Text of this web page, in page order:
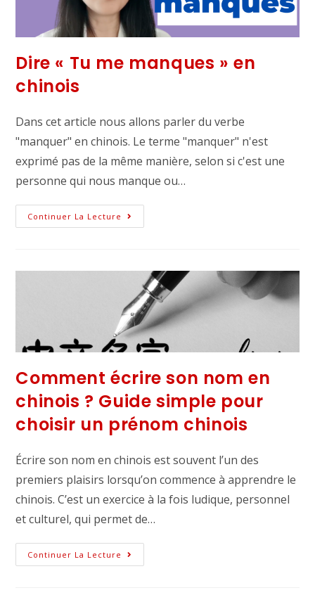
Dire « Tu me manques » en
chinois
Dans cet article nous allons parler du verbe
"manquer" en chinois. Le terme "manquer" n'est
exprimé pas de la même manière, selon si c'est une
personne qui nous manque ou…
Continuer La Lecture
Comment écrire son nom en
chinois ? Guide simple pour
choisir un prénom chinois
Écrire son nom en chinois est souvent l’un des
premiers plaisirs lorsqu’on commence à apprendre le
chinois. C’est un exercice à la fois ludique, personnel
et culturel, qui permet de…
Continuer La Lecture